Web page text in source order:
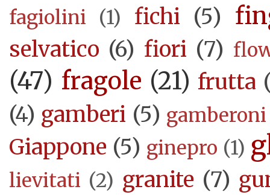
fagiolini (1) fichi (5)
selvatico (6) fiori (7)
(47) fragole (21) frutta
(4) gamberi (5) gamberoni
Giappone (5) ginepro (1)
lievitati (2) granite (7)